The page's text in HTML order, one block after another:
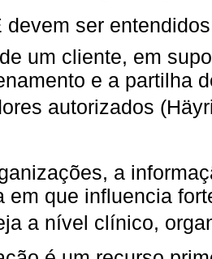
devem ser entendidos
um cliente, em
e a partilha
autorizados
a
em que influencia
a nível clínico,